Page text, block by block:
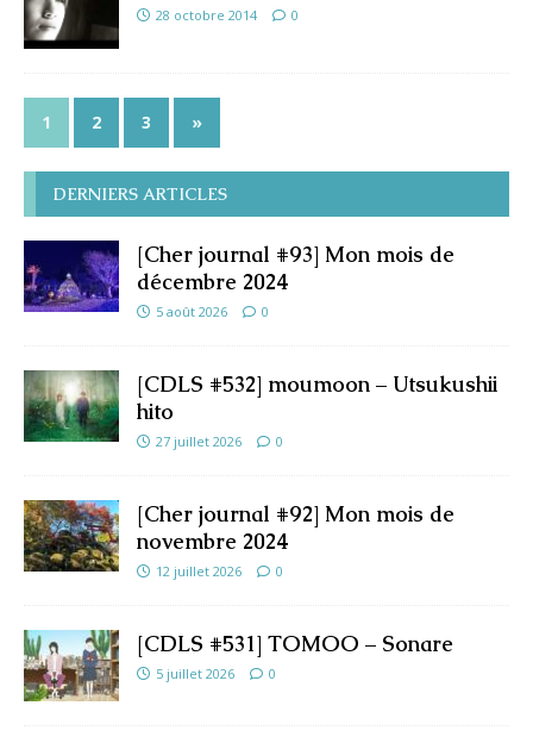
28 octobre 2014 0
1 2 3 »
DERNIERS ARTICLES
[Cher journal #93] Mon mois de
décembre 2024
5 août 2026 0
[CDLS #532] moumoon – Utsukushii
hito
27 juillet 2026 0
[Cher journal #92] Mon mois de
novembre 2024
12 juillet 2026 0
[CDLS #531] TOMOO – Sonare
5 juillet 2026 0